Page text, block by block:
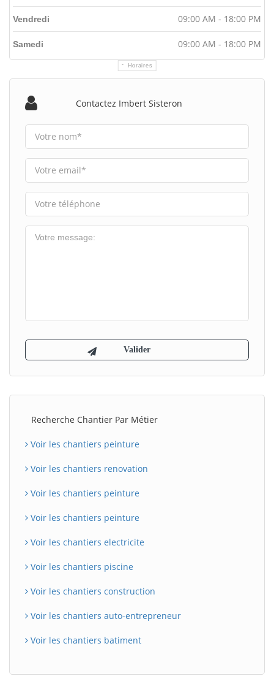
Horaires
Vendredi 09:00 AM - 18:00 PM
Samedi 09:00 AM - 18:00 PM
Contactez Imbert Sisteron
Recherche Chantier Par Métier
Voir les chantiers peinture
Voir les chantiers renovation
Voir les chantiers peinture
Voir les chantiers peinture
Voir les chantiers electricite
Voir les chantiers piscine
Voir les chantiers construction
Voir les chantiers auto-entrepreneur
Voir les chantiers batiment